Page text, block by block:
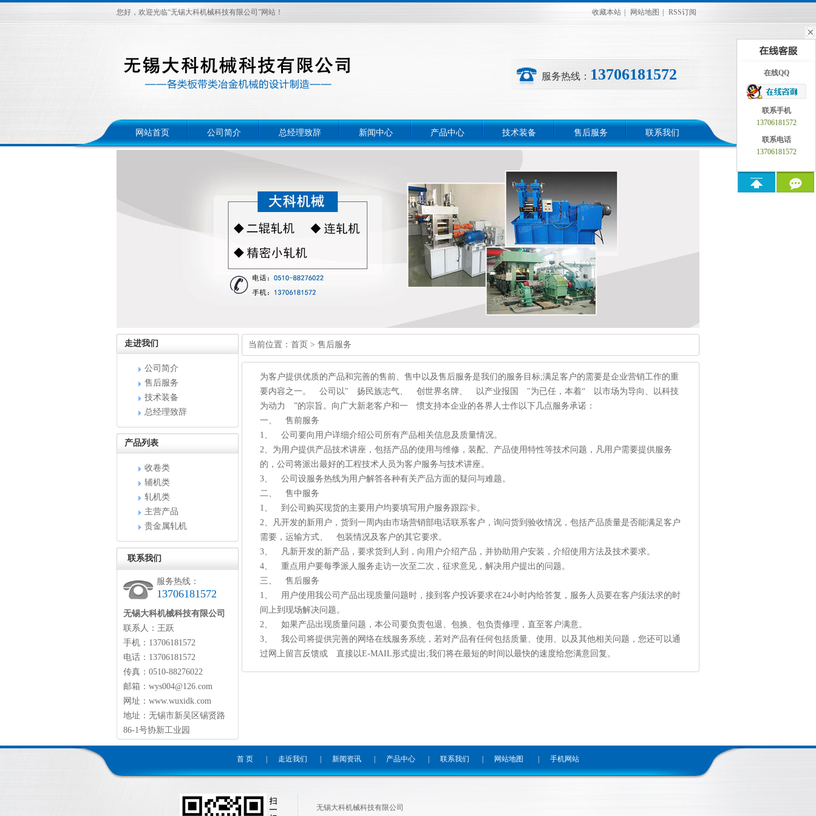
收藏本站 网站地图 RSS订阅
您好，欢迎光临“无锡大科机械科技有限公司”网站！
服务热线： 13706181572
网站首页 公司简介 总经理致辞 新闻中心 产品中心 技术装备 售后服务 联系我们
走进我们
公司简介
售后服务
技术装备
总经理致辞
产品列表
收卷类
辅机类
轧机类
主营产品
贵金属轧机
联系我们
服务热线：
13706181572
无锡大科机械科技有限公司
联系人：王跃
手机：13706181572
电话：13706181572
传真：0510-88276022
邮箱：wys004@126.com
网址：www.wuxidk.com
地址：无锡市新吴区锡贤路
86-1号协新工业园
当前位置： 首页 > 售后服务
为客户提供优质的产品和完善的售前、售中以及售后服务是我们的服务目标;满足客户的需要是企业营销工作的重
要内容之一。 公司以" 扬民族志气、 创世界名牌、 以产业报国 "为已任，本着“ 以市场为导向、以科技
为动力 ”的宗旨。向广大新老客户和一 惯支持本企业的各界人士作以下几点服务承诺：
一、 售前服务
1、 公司要向用户详细介绍公司所有产品相关信息及质量情况。
2、为用户提供产品技术讲座，包括产品的使用与维修，装配、产品使用特性等技术问题，凡用户需要提供服务
的，公司将派出最好的工程技术人员为客户服务与技术讲座。
3、 公司设服务热线为用户解答各种有关产品方面的疑问与难题。
二、 售中服务
1、 到公司购买现货的主要用户均要填写用户服务跟踪卡。
2、凡开发的新用户，货到一周内由市场营销部电话联系客户，询问货到验收情况，包括产品质量是否能满足客户
需要，运输方式、 包装情况及客户的其它要求。
3、 凡新开发的新产品，要求货到人到，向用户介绍产品，并协助用户安装，介绍使用方法及技术要求。
4、 重点用户要每季派人服务走访一次至二次，征求意见，解决用户提出的问题。
三、 售后服务
1、 用户使用我公司产品出现质量问题时，接到客户投诉要求在24小时内给答复，服务人员要在客户须法求的时
间上到现场解决问题。
2、 如果产品出现质量问题，本公司要负责包退、包换、包负责修理，直至客户满意。
3、 我公司将提供完善的网络在线服务系统，若对产品有任何包括质量、使用、以及其他相关问题，您还可以通
过网上留言反馈或 直接以E-MAIL形式提出;我们将在最短的时间以最快的速度给您满意回复。
首 页 走近我们 新闻资讯 产品中心 联系我们 网站地图 手机网站
无锡大科机械科技有限公司
在线QQ
联系手机
13706181572
联系电话
13706181572